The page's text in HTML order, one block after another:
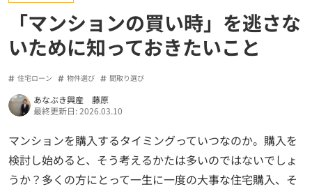
「マンションの買い時」を逃さな
いために知っておきたいこと
住宅ローン 物件選び 間取り選び
あなぶき興産 藤原
最終更新日: 2026.03.10
マンションを購入するタイミングっていつなのか。購入を
検討し始めると、そう考えるかたは多いのではないでしょ
うか？多くの方にとって一生に一度の大事な住宅購入、そ